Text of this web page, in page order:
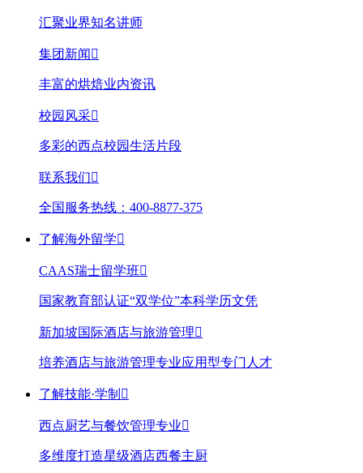
汇聚业界知名讲师
集团新闻 
丰富的烘焙业内资讯
校园风采
多彩的西点校园生活片段
联系我们
全国服务热线：400-8877-375
了解海外留学
CAAS瑞士留学班
国家教育部认证“双学位”本科学历文凭
新加坡国际酒店与旅游管理
培养酒店与旅游管理专业应用型专门人才
了解技能·学制 
西点厨艺与餐饮管理专业
多维度打造星级酒店西餐主厨